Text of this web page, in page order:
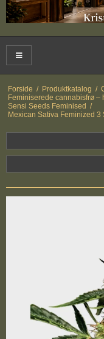
Forside / Produktkatalog /
Feminiserede cannabisfrø –
Sensi Seeds Feminised /
Mexican Sativa Feminized 3